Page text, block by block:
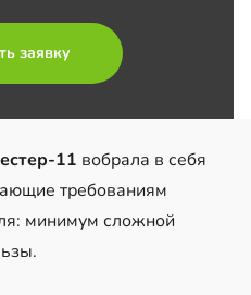
заявку
11 вобрала в себя
требованиям
минимум сложной